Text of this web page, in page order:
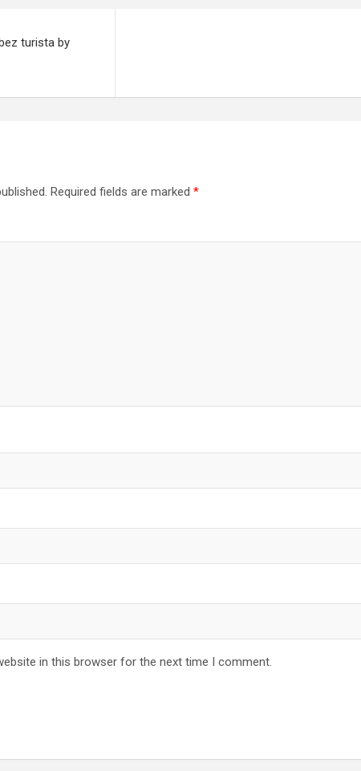
turista by
Required fields are marked *
in this browser for the next time I comment.